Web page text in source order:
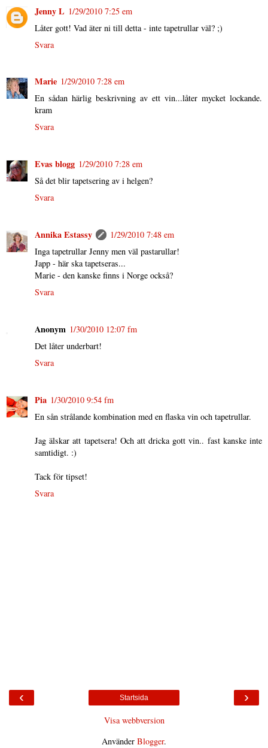
Jenny L 1/29/2010 7:25 em
Låter gott! Vad äter ni till detta - inte tapetrullar väl? ;)
Svara
Marie 1/29/2010 7:28 em
En sådan härlig beskrivning av ett vin...låter mycket lockande.
kram
Svara
Evas blogg 1/29/2010 7:28 em
Så det blir tapetsering av i helgen?
Svara
Annika Estassy
1/29/2010 7:48 em
Inga tapetrullar Jenny men väl pastarullar!
Japp - här ska tapetseras...
Marie - den kanske finns i Norge också?
Svara
Anonym 1/30/2010 12:07 fm
Det låter underbart!
Svara
Pia 1/30/2010 9:54 fm
En sån strålande kombination med en flaska vin och tapetrullar.
Jag älskar att tapetsera! Och att dricka gott vin.. fast kanske inte
samtidigt. :)
Tack för tipset!
Svara
‹ ›
Startsida
Visa webbversion
Använder Blogger.